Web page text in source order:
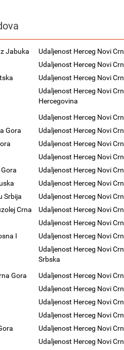
Jabuka Udaljenost Herceg Novi
Udaljenost Herceg Novi
Udaljenost Herceg Novi
Udaljenost Herceg Novi
Hercegovina
Udaljenost Herceg Novi
Gora
Udaljenost Herceg Novi
Udaljenost Herceg Novi
Udaljenost Herceg Novi
Udaljenost Herceg Novi
Udaljenost Herceg Novi
Srbija
Udaljenost Herceg Novi
Crna
Udaljenost Herceg Novi
Udaljenost Herceg Novi
I
Udaljenost Herceg Novi
Udaljenost Herceg Novi
Srbska
Gora
Udaljenost Herceg Novi
Udaljenost Herceg Novi
Udaljenost Herceg Novi
Udaljenost Herceg Novi
Udaljenost Herceg Novi
Udaljenost Herceg Novi